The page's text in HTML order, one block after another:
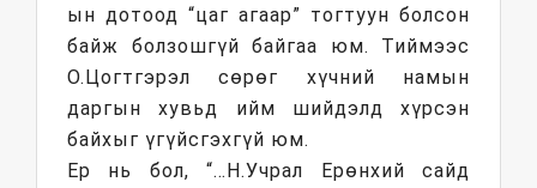
ын дотоод “цаг агаар” тогтуун болсон
байж болзошгүй байгаа юм. Тиймээс
О.Цогтгэрэл сөрөг хүчний намын
даргын хувьд ийм шийдэлд хүрсэн
байхыг үгүйсгэхгүй юм.
Ер нь бол, “…Н.Учрал Ерөнхий сайд